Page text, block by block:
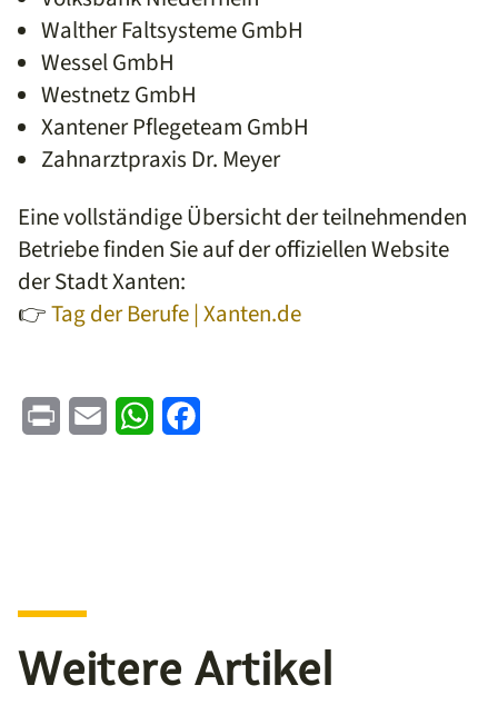
Walther Faltsysteme GmbH
Wessel GmbH
Westnetz GmbH
Xantener Pflegeteam GmbH
Zahnarztpraxis Dr. Meyer
Eine vollständige Übersicht der teilnehmenden
Betriebe finden Sie auf der offiziellen Website
der Stadt Xanten:
👉Tag der Berufe | Xanten.de
Print Email WhatsApp
Weitere Artikel